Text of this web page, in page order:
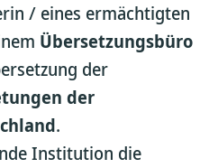
/ eines ermächtigten
Übersetzungsbüro
der
der
.
Institution die